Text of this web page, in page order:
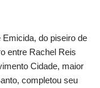
do piseiro de
entre Rachel Reis
Cidade, maior
completou seu